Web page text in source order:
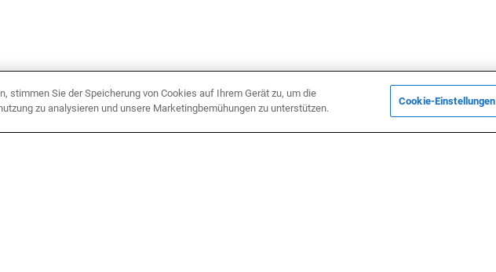
stimmen Sie der Speicherung von Cookies auf Ihrem Gerät zu, um die
zu analysieren und unsere Marketingbemühungen zu unterstützen.
Cookie-Einstellungen